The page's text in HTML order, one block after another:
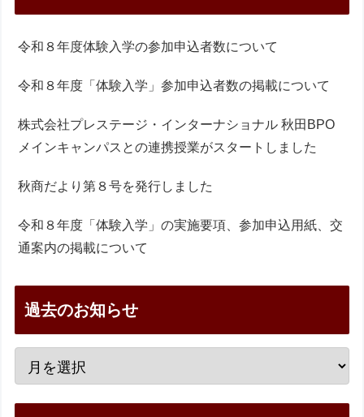
令和８年度体験入学の参加申込者数について
令和８年度「体験入学」参加申込者数の掲載について
株式会社プレステージ・インターナショナル 秋田BPO
メインキャンパスとの連携授業がスタートしました
秋商だより第８号を発行しました
令和８年度「体験入学」の実施要項、参加申込用紙、交
通案内の掲載について
過去のお知らせ